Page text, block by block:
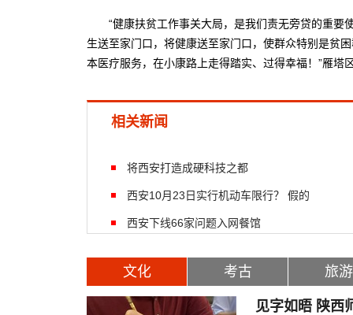
“健康扶贫工作事关大局，是我们责无旁贷的重要
生送至家门口，将健康送至家门口，使群众特别是贫
本医疗服务，在小康路上走得踏实、过得幸福！”雁塔
相关新闻
将西安打造成硬科技之都
西安10月23日实行机动车限行？ 假的
西安下线66家问题入网餐馆
文化 考古 旅游
见字如晤 陕西